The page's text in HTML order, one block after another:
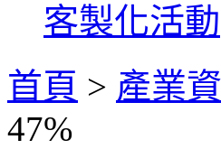
客製化活動
首頁 > 產業
47%